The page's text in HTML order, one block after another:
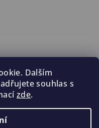
Dalším
souhlas s
zde.